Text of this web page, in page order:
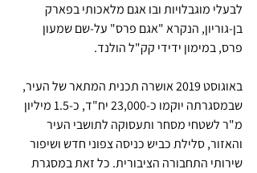
לבעלי מוגבלויות ובו אגם מלאכותי בפארק
בן-גוריון, הנקרא "אגם פרס" על-שם שמעון
פרס, במימון ידידי קק"ל הולנד.
באוגוסט 2019 אושרה תכנית המתאר של העיר,
שבמסגרתה יוקמו כ-23,000 יח"ד, כ-1.5 מיליון
מ"ר לשטחי מסחר ותעסוקה לתושבי העיר
והאזור, סלילת כביש כניסה צפוני חדש ושיפור
שירותי התחבורה הציבורית. כל זאת במסגרת